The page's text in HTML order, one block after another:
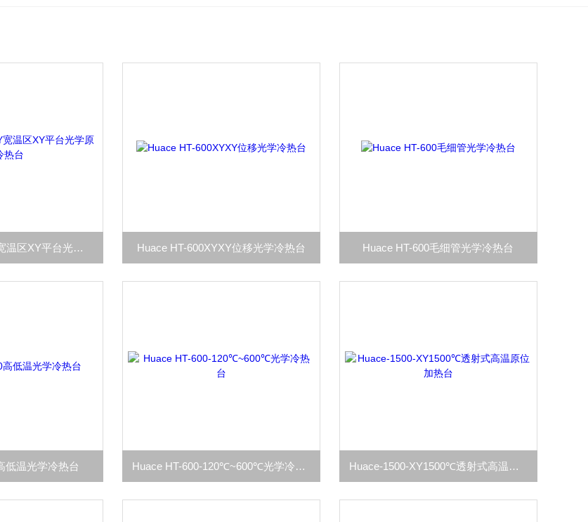
Huace HT-600XY宽温区XY平台光学原位冷热台 Huace HT-600XYXY位移光学冷热台 Huace HT-600毛细管光学冷热台
低温光学冷热台 Huace HT-600-120℃~600℃光学冷热台 Huace-1500-XY1500℃透射式高温原位加热台